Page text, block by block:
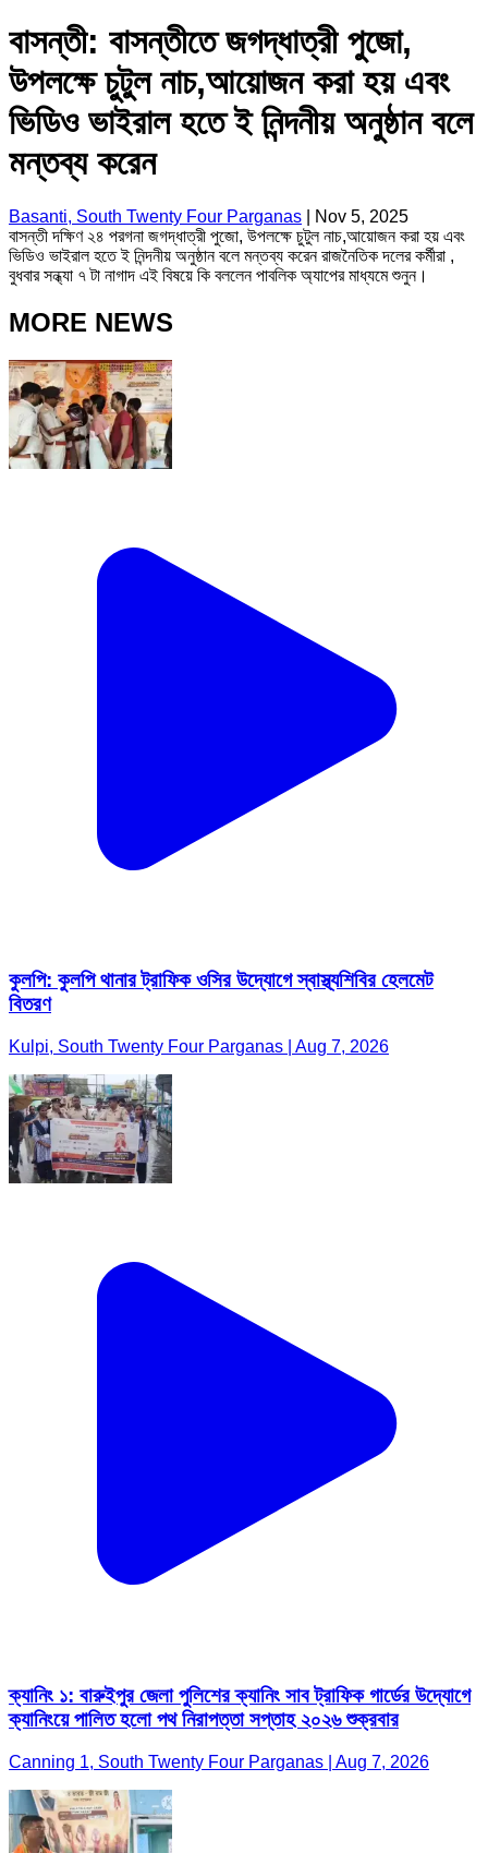
বাসন্তী: বাসন্তীতে জগদ্ধাত্রী পুজো,
উপলক্ষে চুটুল নাচ,আয়োজন করা হয় এবং
ভিডিও ভাইরাল হতে ই নিন্দনীয় অনুষ্ঠান বলে
মন্তব্য করেন
Basanti, South Twenty Four Parganas
Nov 5, 2025
বাসন্তী দক্ষিণ ২৪ পরগনা জগদ্ধাত্রী পুজো, উপলক্ষে চুটুল নাচ,আয়োজন করা হয় এবং
ভিডিও ভাইরাল হতে ই নিন্দনীয় অনুষ্ঠান বলে মন্তব্য করেন রাজনৈতিক দলের কর্মীরা ,
বুধবার সন্ধ্যা ৭ টা নাগাদ এই বিষয়ে কি বললেন পাবলিক অ্যাপের মাধ্যমে শুনুন।
MORE NEWS
কুলপি: কুলপি থানার ট্রাফিক ওসির উদ্যোগে স্বাস্থ্যশিবির হেলমেট
বিতরণ
Kulpi, South Twenty Four Parganas | Aug 7, 2026
ক্যানিং ১: বারুইপুর জেলা পুলিশের ক্যানিং সাব ট্রাফিক গার্ডের উদ্যোগে
ক্যানিংয়ে পালিত হলো পথ নিরাপত্তা সপ্তাহ ২০২৬ শুক্রবার
Canning 1, South Twenty Four Parganas | Aug 7, 2026